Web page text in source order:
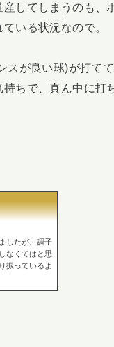
してしまうのも、
いる状況なので。
が良い球)が打て
ちで、真ん中に打
したが、調子
なくてはと思
振っているよ